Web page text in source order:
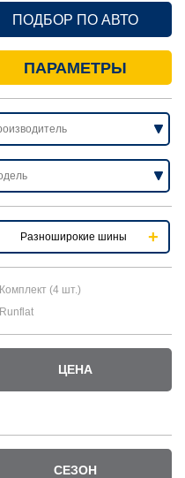
ПОДБОР ПО АВТО
ПАРАМЕТРЫ
Разноширокие шины
Комплект (4 шт.)
Runflat
ЦЕНА
СЕЗОН